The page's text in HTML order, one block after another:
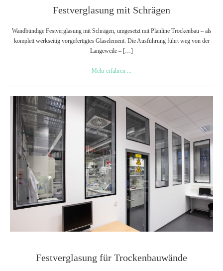
Festverglasung mit Schrägen
Wandbündige Festverglasung mit Schrägen, umgesetzt mit Planline Trockenbau – als
komplett werkseitig vorgefertigtes Glaselement. Die Ausführung führt weg von der
Langeweile – […]
Mehr erfahren ...
Festverglasung
Trockenbauwände
Festverglasung für Trockenbauwände